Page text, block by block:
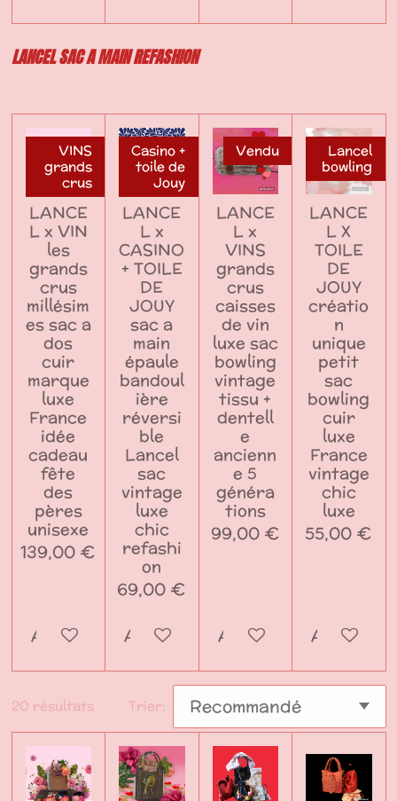
LANCEL SAC A MAIN REFASHION
VINS
grands
crus
LANCE
L x VIN
les
grands
crus
millésim
es sac a
dos
cuir
marque
luxe
France
idée
cadeau
fête
des
pères
unisexe
139,00 €
Ajouter au panier
Casino +
toile de
Jouy
LANCE
L x
CASINO
+ TOILE
DE
JOUY
sac a
main
épaule
bandoul
ière
réversi
ble
Lancel
sac
vintage
luxe
chic
refashi
on
69,00 €
Ajouter au panier
Vendu
LANCE
L x
VINS
grands
crus
caisses
de vin
luxe sac
bowling
vintage
tissu +
dentell
e
ancienn
e 5
généra
tions
99,00 €
Ajouter au panier
Lancel
bowling
LANCE
L X
TOILE
DE
JOUY
créatio
n
unique
petit
sac
bowling
cuir
luxe
France
vintage
chic
luxe
55,00 €
Ajouter
20 résultats Trier: